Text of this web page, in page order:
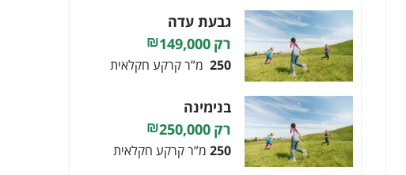
גבעת עדה
149,000
250 מ”ר קרקע חקלאית
בנימינה
250,000
250 מ”ר קרקע חקלאית